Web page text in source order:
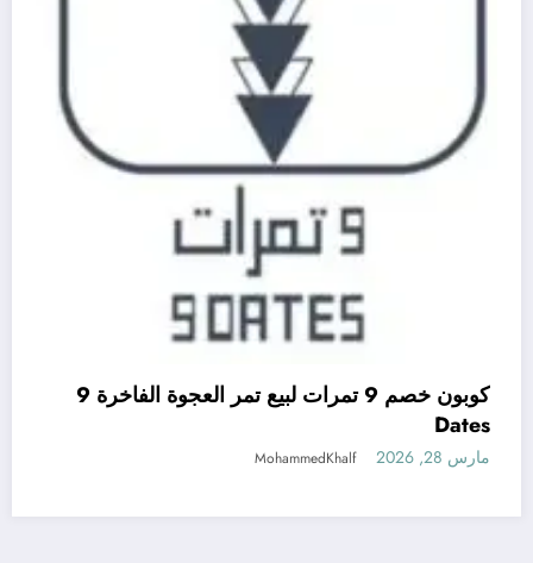
كوبون خصم 9 تمرات لبيع تمر العجوة الفاخرة 9
Dates
مارس 28, 2026 MohammedKhalf